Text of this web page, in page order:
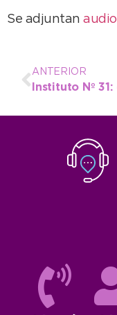
Se adjuntan audio
ANTERIOR